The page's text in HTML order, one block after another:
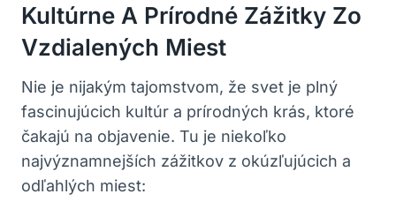
Kultúrne A Prírodné Zážitky ⁣zo
Vzdialených Miest
Nie ⁤je nijakým tajomstvom, že svet ‌je plný
fascinujúcich kultúr a prírodných krás, ktoré
⁤čakajú na objavenie. Tu je niekoľko
najvýznamnejších zážitkov z okúzľujúcich a
odľahlých ‌miest: